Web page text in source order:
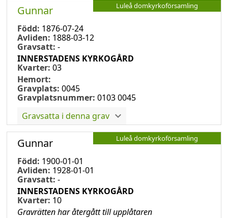
Luleå domkyrkoförsamling
Gunnar
Född: 1876-07-24
Avliden: 1888-03-12
Gravsatt: -
INNERSTADENS KYRKOGÅRD
Kvarter: 03
Hemort:
Gravplats: 0045
Gravplatsnummer: 0103 0045
Gravsatta i denna grav
Luleå domkyrkoförsamling
Gunnar
Född: 1900-01-01
Avliden: 1928-01-01
Gravsatt: -
INNERSTADENS KYRKOGÅRD
Kvarter: 10
Gravrätten har återgått till upplåtaren